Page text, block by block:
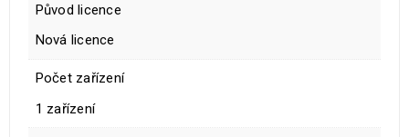
Původ licence
Nová licence
Počet zařízení
1 zařízení